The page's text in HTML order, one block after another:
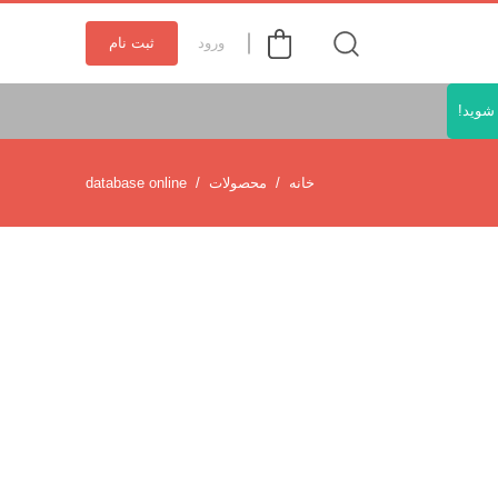
ورود ثبت نام
شوید!
خانه محصولات database online